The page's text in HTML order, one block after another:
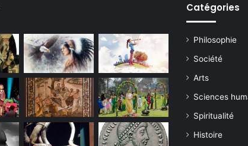
Catégories
Philosophie
Société
Arts
Sciences
Spiritualité
Histoire